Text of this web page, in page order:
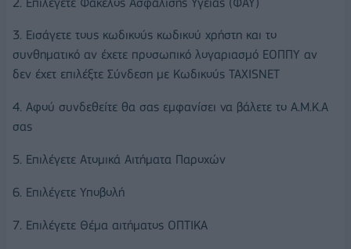
3. Εισάγετε τους κωδικούς κωδικού χρήστη και το
συνθηματικό αν έχετε προσωπικό λογαριασμό ΕΟΠΠΥ αν
δεν έχετ επιλέξτε Σύνδεση με Κωδικούς TAXISNET
4. Αφού συνδεθείτε θα σας εμφανίσει να βάλετε το Α.Μ.Κ.Α
σας
5. Επιλέγετε Ατομικά Αιτήματα Παροχών
6. Επιλέγετε Υποβολή
7. Επιλέγετε Θέμα αιτήματος ΟΠΤΙΚΑ